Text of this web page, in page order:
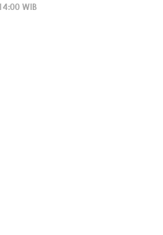
WIB